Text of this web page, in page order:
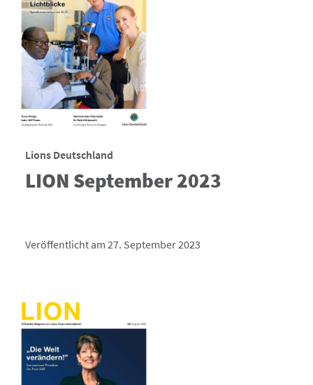
Lions Deutschland
LION September 2023
Veröffentlicht am 27. September 2023